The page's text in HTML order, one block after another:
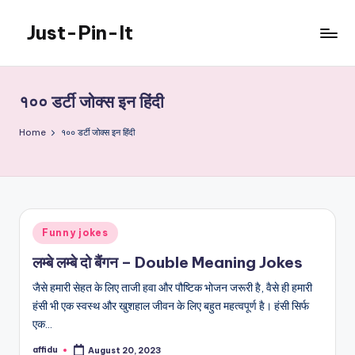
content
Just-Pin-It
१०० डर्टी जोक्स इन हिंदी
Home १०० डर्टी जोक्स इन हिंदी
Posted
in
Funny jokes
लम्बे लम्बे दो बैंगन – Double Meaning Jokes
जैसे हमारी सेहत के लिए ताजी हवा और पौष्टिक भोजन जरूरी है, वैसे ही हमारी
हंसी भी एक स्वस्थ और खुशहाल जीवन के लिए बहुत महत्वपूर्ण है। हंसी सिर्फ
एक…
affidu August 20, 2023